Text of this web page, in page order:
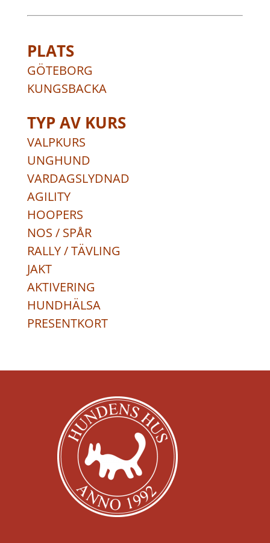
PLATS
GÖTEBORG
KUNGSBACKA
TYP AV KURS
VALPKURS
UNGHUND
VARDAGSLYDNAD
AGILITY
HOOPERS
NOS / SPÅR
RALLY / TÄVLING
JAKT
AKTIVERING
HUNDHÄLSA
PRESENTKORT